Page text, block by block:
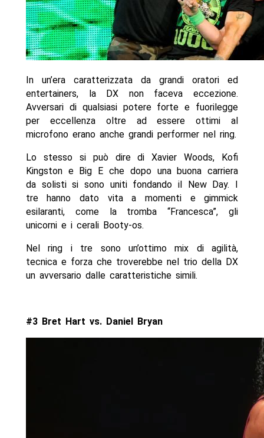
In un’era caratterizzata da grandi oratori ed
entertainers, la DX non faceva eccezione.
Avversari di qualsiasi potere forte e fuorilegge
per eccellenza oltre ad essere ottimi al
microfono erano anche grandi performer nel ring.
Lo stesso si può dire di Xavier Woods, Kofi
Kingston e Big E che dopo una buona carriera
da solisti si sono uniti fondando il New Day. I
tre hanno dato vita a momenti e gimmick
esilaranti, come la tromba “Francesca”, gli
unicorni e i cerali Booty-os.
Nel ring i tre sono un’ottimo mix di agilità,
tecnica e forza che troverebbe nel trio della DX
un avversario dalle caratteristiche simili.
#3 Bret Hart vs. Daniel Bryan